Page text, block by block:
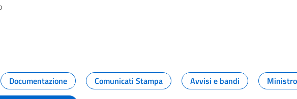
dal Dipartimento
Documentazione Comunicati Stampa Avvisi e bandi